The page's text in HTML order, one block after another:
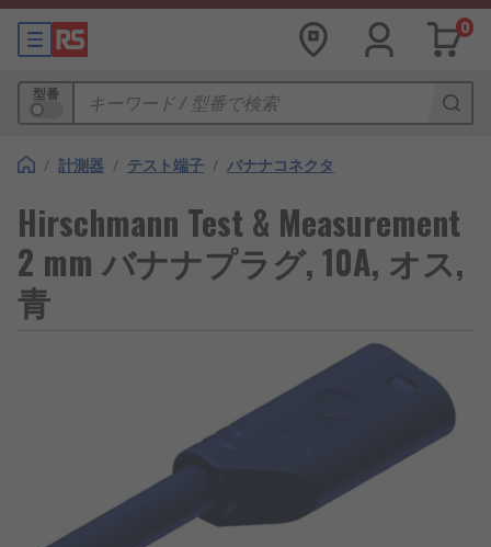
0
型番
/ 計測器 / テスト端子 / バナナコネクタ
Hirschmann Test & Measurement
2 mm バナナプラグ, 10A, オス,
青